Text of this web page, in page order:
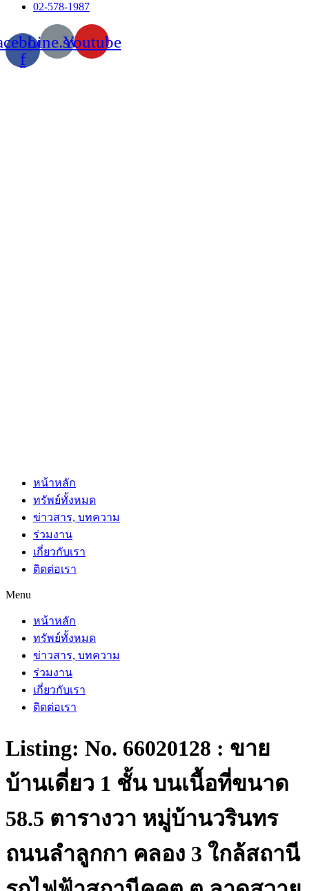
02-578-1987
f
Line.svgYoutube
หน้าหลัก
ทรัพย์ทั้งหมด
ข่าวสาร, บทความ
ร่วมงาน
เกี่ยวกับเรา
ติดต่อเรา
Menu
หน้าหลัก
ทรัพย์ทั้งหมด
ข่าวสาร, บทความ
ร่วมงาน
เกี่ยวกับเรา
ติดต่อเรา
Listing: No. 66020128 : ขาย
บ้านเดี่ยว 1 ชั้น บนเนื้อที่ขนาด
58.5 ตารางวา หมู่บ้านวรินทร
ถนนลำลูกกา คลอง 3 ใกล้สถานี